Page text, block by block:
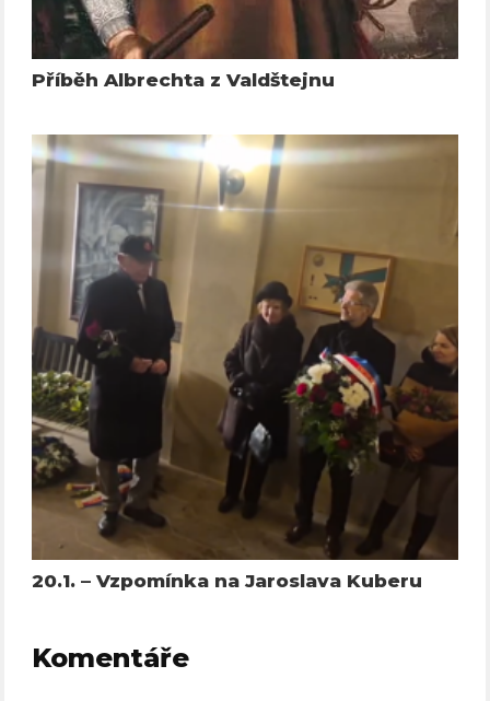
Příběh Albrechta z Valdštejnu
20.1. – Vzpomínka na Jaroslava Kuberu
Komentáře